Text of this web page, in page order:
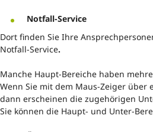
Notfall-Service
Dort finden Sie Ihre
Notfall-Service.
Manche Haupt-Bereiche haben
Wenn Sie mit dem Maus-Zeiger über
dann erscheinen die zugehörigen
Sie können die Haupt- und Unter-